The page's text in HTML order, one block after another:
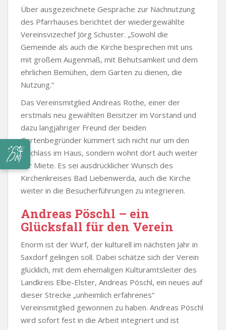
Über ausgezeichnete Gespräche zur Nachnutzung
des Pfarrhauses berichtet der wiedergewählte
Vereinsvizechef Jörg Schuster. „Sowohl die
Gemeinde als auch die Kirche besprechen mit uns
mit großem Augenmaß, mit Behutsamkeit und dem
ehrlichen Bemühen, dem Garten zu dienen, die
Nutzung.“
Das Vereinsmitglied Andreas Rothe, einer der
erstmals neu gewählten Beisitzer im Vorstand und
dazu langjähriger Freund der beiden
Gartenbegründer kümmert sich nicht nur um den
Nachlass im Haus, sondern wohnt dort auch weiter
zur Miete. Es sei ausdrücklicher Wunsch des
Kirchenkreises Bad Liebenwerda, auch die Kirche
weiter in die Besucherführungen zu integrieren.
Andreas Pöschl – ein
Glücksfall für den Verein
Enorm ist der Wurf, der kulturell im nächsten Jahr in
Saxdorf gelingen soll. Dabei schätze sich der Verein
glücklich, mit dem ehemaligen Kulturamtsleiter des
Landkreis Elbe-Elster, Andreas Pöschl, ein neues auf
dieser Strecke „unheimlich erfahrenes“
Vereinsmitglied gewonnen zu haben. Andreas Pöschl
wird sofort fest in die Arbeit integriert und ist